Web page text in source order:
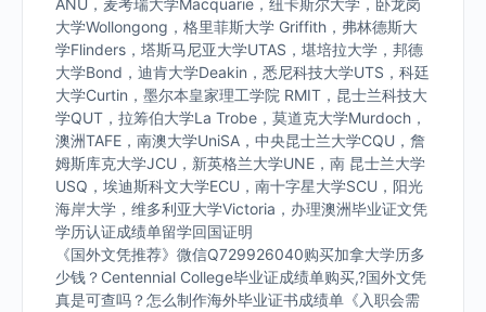
ANU，麦考瑞大学Macquarie，纽卡斯尔大学，卧龙岗
大学Wollongong，格里菲斯大学 Griffith，弗林德斯大
学Flinders，塔斯马尼亚大学UTAS，堪培拉大学，邦德
大学Bond，迪肯大学Deakin，悉尼科技大学UTS，科廷
大学Curtin，墨尔本皇家理工学院 RMIT，昆士兰科技大
学QUT，拉筹伯大学La Trobe，莫道克大学Murdoch，
澳洲TAFE，南澳大学UniSA，中央昆士兰大学CQU，詹
姆斯库克大学JCU，新英格兰大学UNE，南 昆士兰大学
USQ，埃迪斯科文大学ECU，南十字星大学SCU，阳光
海岸大学，维多利亚大学Victoria，办理澳洲毕业证文凭
学历认证成绩单留学回国证明
《国外文凭推荐》微信Q729926040购买加拿大学历多
少钱？Centennial College毕业证成绩单购买,?国外文凭
真是可查吗？怎么制作海外毕业证书成绩单《入职会需